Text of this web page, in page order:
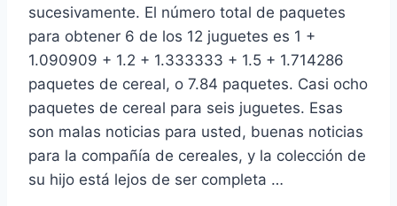
sucesivamente. El número total de paquetes
para obtener 6 de los 12 juguetes es 1 +
1.090909 + 1.2 + 1.333333 + 1.5 + 1.714286
paquetes de cereal, o 7.84 paquetes. Casi ocho
paquetes de cereal para seis juguetes. Esas
son malas noticias para usted, buenas noticias
para la compañía de cereales, y la colección de
su hijo está lejos de ser completa …